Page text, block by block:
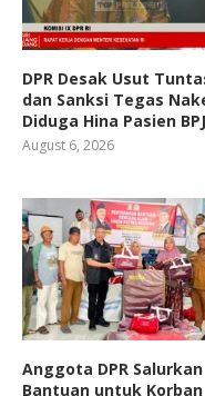
DPR Desak Usut
dan Sanksi Tegas
Diduga Hina Pasien
August 6, 2026
Anggota DPR Salurkan
Bantuan untuk Korban